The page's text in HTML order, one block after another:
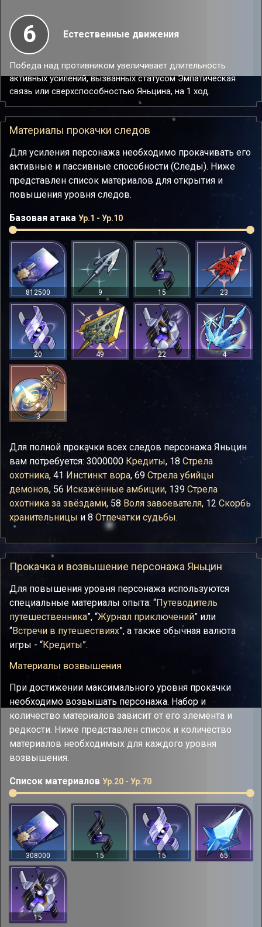
6 Естественные движения
Победа над противником увеличивает длительность
активных усилений, вызванных статусом Эмпатическая
связь или сверхспособностью Яньцина, на 1 ход.
Материалы прокачки следов
Для усиления персонажа необходимо прокачивать его
активные и пассивные способности (Следы). Ниже
представлен список материалов для открытия и
повышения уровня следов.
Базовая атака Ур.1 - Ур.10
812500 9 15 23
20 49 22 4
3
Для полной прокачки всех следов персонажа Яньцин
вам потребуется: 3000000 Кредиты, 18 Стрела
охотника, 41 Инстинкт вора, 69 Стрела убийцы
демонов, 56 Искажённые амбиции, 139 Стрела
охотника за звёздами, 58 Воля завоевателя, 12 Скорбь
хранительницы и 8 Отпечатки судьбы.
Прокачка и возвышение персонажа Яньцин
Для повышения уровня персонажа используются
специальные материалы опыта: “Путеводитель
путешественника”, “Журнал приключений” или
“Встречи в путешествиях”, а также обычная валюта
игры - “Кредиты”.
Материалы возвышения
При достижении максимального уровня прокачки
необходимо возвышать персонажа. Набор и
количество материалов зависит от его элемента и
редкости. Ниже представлен список и количество
материалов необходимых для каждого уровня
возвышения.
Список материалов Ур.20 - Ур.70
308000 15 15 65
15